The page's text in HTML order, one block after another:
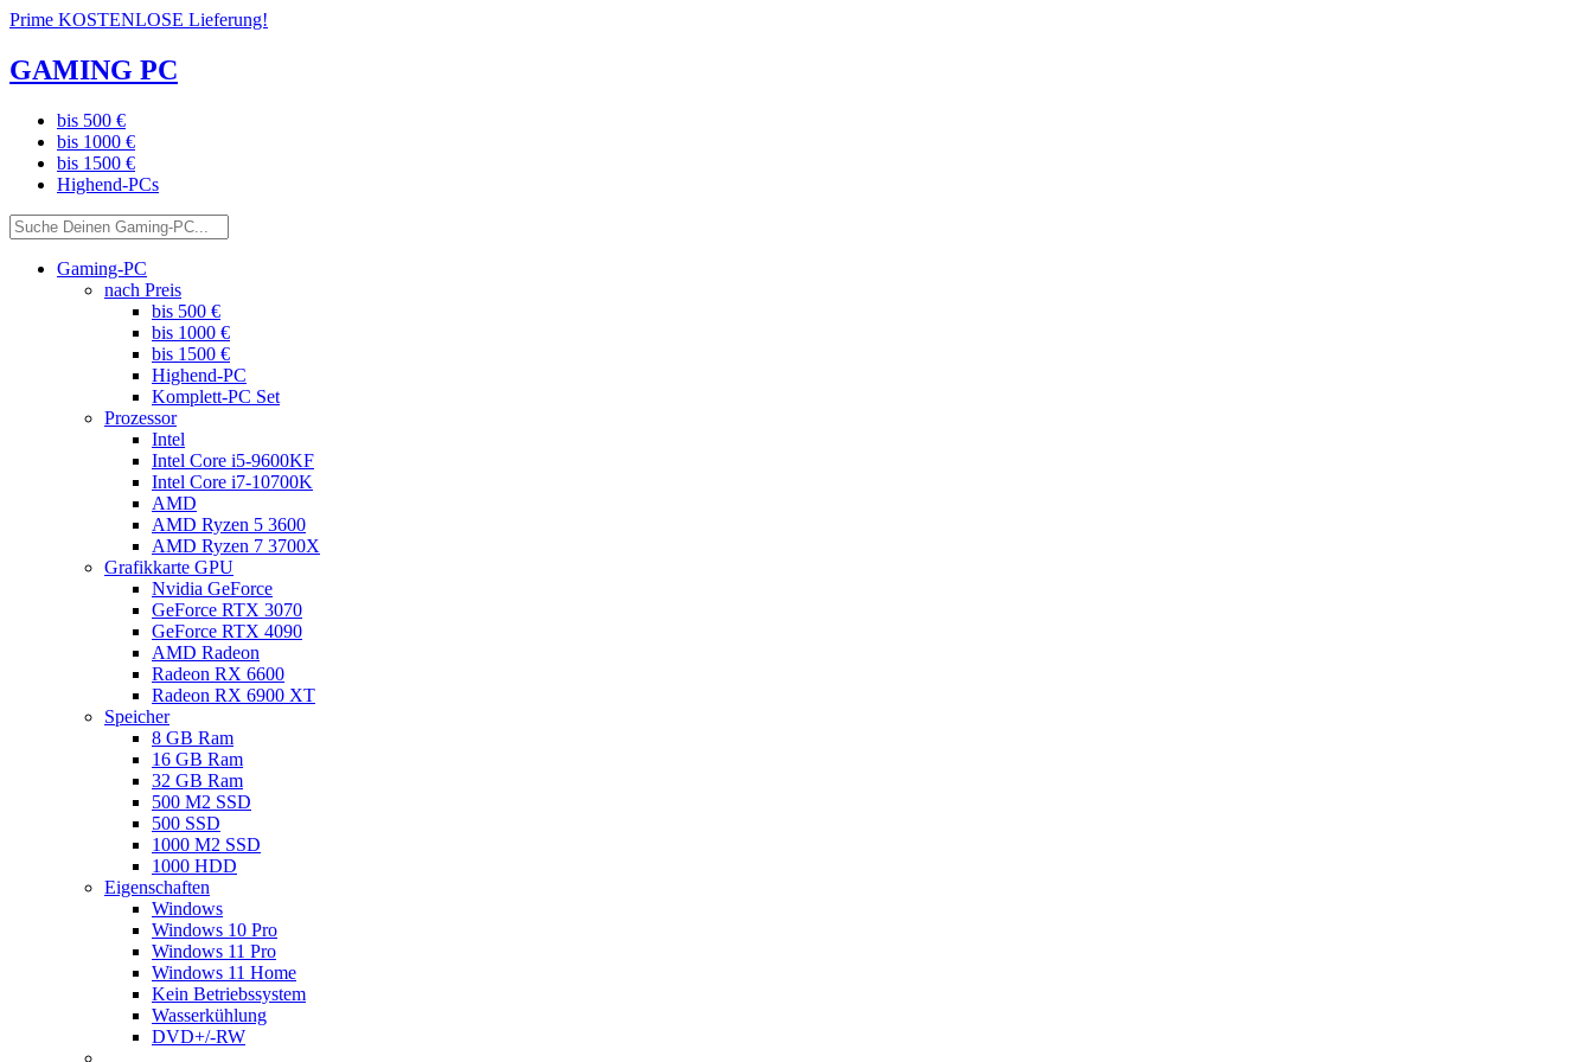
Prime KOSTENLOSE Lieferung!
GAMING PC
bis 500 €
bis 1000 €
bis 1500 €
Highend-PCs
Gaming-PC
nach Preis
bis 500 €
bis 1000 €
bis 1500 €
Highend-PC
Komplett-PC Set
Prozessor
Intel
Intel Core i5-9600KF
Intel Core i7-10700K
AMD
AMD Ryzen 5 3600
AMD Ryzen 7 3700X
Grafikkarte GPU
Nvidia GeForce
GeForce RTX 3070
GeForce RTX 4090
AMD Radeon
Radeon RX 6600
Radeon RX 6900 XT
Speicher
8 GB Ram
16 GB Ram
32 GB Ram
500 M2 SSD
500 SSD
1000 M2 SSD
1000 HDD
Eigenschaften
Windows
Windows 10 Pro
Windows 11 Pro
Windows 11 Home
Kein Betriebssystem
Wasserkühlung
DVD+/-RW